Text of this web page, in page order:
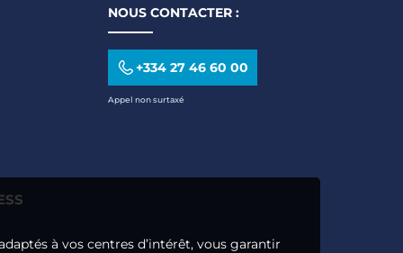
NOUS CONTACTER :
+334 27 46 60 00
Appel non surtaxé
à vos centres d’intérêt, vous garantir